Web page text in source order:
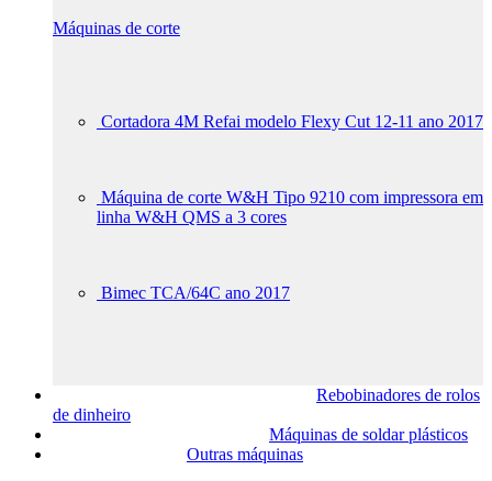
Máquinas de corte
Cortadora 4M Refai modelo Flexy Cut 12-11 ano 2017
Máquina de corte W&H Tipo 9210 com impressora em
linha W&H QMS a 3 cores
Bimec TCA/64C ano 2017
Rebobinadores de rolos
de dinheiro
Máquinas de soldar plásticos
Outras máquinas